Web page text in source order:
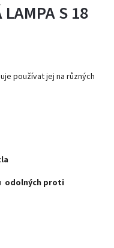
LAMPA S 18
používat jej na různých
odolných proti